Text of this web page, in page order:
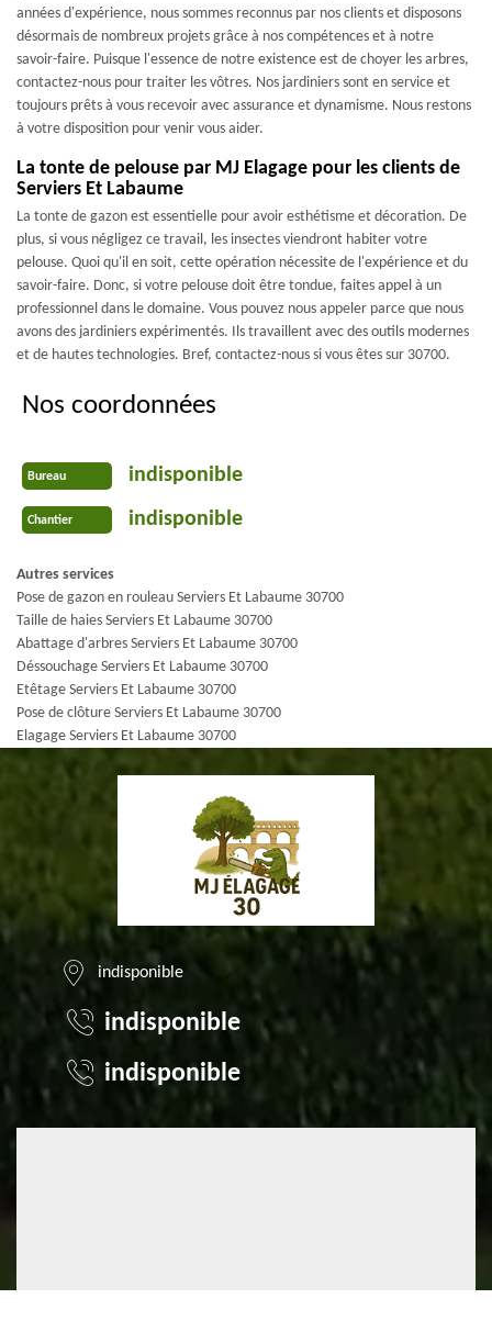
années d'expérience, nous sommes reconnus par nos clients et disposons
désormais de nombreux projets grâce à nos compétences et à notre
savoir-faire. Puisque l'essence de notre existence est de choyer les arbres,
contactez-nous pour traiter les vôtres. Nos jardiniers sont en service et
toujours prêts à vous recevoir avec assurance et dynamisme. Nous restons
à votre disposition pour venir vous aider.
La tonte de pelouse par MJ Elagage pour les clients de
Serviers Et Labaume
La tonte de gazon est essentielle pour avoir esthétisme et décoration. De
plus, si vous négligez ce travail, les insectes viendront habiter votre
pelouse. Quoi qu'il en soit, cette opération nécessite de l'expérience et du
savoir-faire. Donc, si votre pelouse doit être tondue, faites appel à un
professionnel dans le domaine. Vous pouvez nous appeler parce que nous
avons des jardiniers expérimentés. Ils travaillent avec des outils modernes
et de hautes technologies. Bref, contactez-nous si vous êtes sur 30700.
Nos coordonnées
Bureau indisponible
Chantier indisponible
Autres services
Pose de gazon en rouleau Serviers Et Labaume 30700
Taille de haies Serviers Et Labaume 30700
Abattage d'arbres Serviers Et Labaume 30700
Déssouchage Serviers Et Labaume 30700
Etêtage Serviers Et Labaume 30700
Pose de clôture Serviers Et Labaume 30700
Elagage Serviers Et Labaume 30700
indisponible
indisponible
indisponible